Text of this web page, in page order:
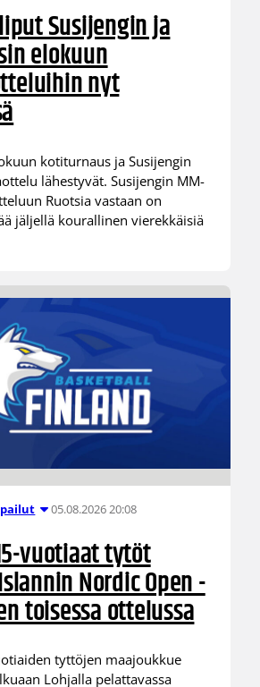
Susijengin ja
elokuun
nyt
kotiturnaus ja Susijengin
lähestyvät. Susijengin MM-
Ruotsia vastaan on
jäljellä kourallinen vierekkäisiä
05.08.2026 20:08
vuotiaat tytöt
Nordic Open -
toisessa ottelussa
tyttöjen maajoukkue
Lohjalla pelattavassa